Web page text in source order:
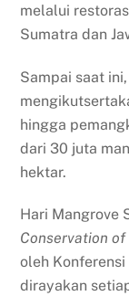
melalui
Sumatra dan
Sampai saat
hingga
dari 30 juta
hektar.
Hari Mangrove
Conservation
oleh Konferensi
dirayakan